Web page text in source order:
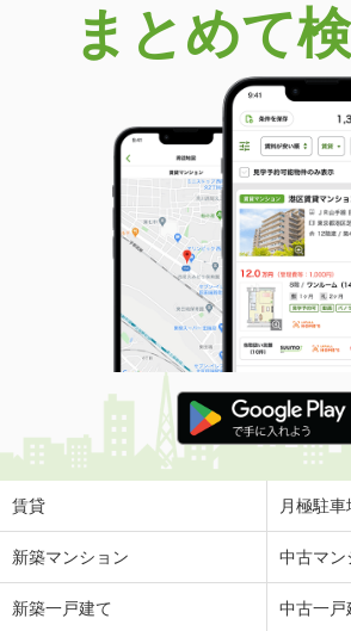
まとめて
賃貸 月極駐車
新築マンション 中古マン
新築一戸建て 中古一戸